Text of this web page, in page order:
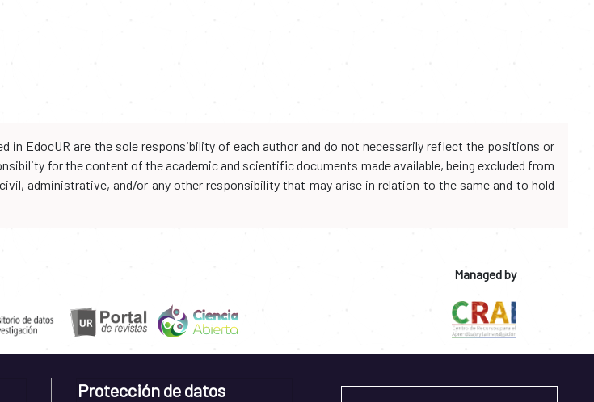
in EdocUR are the sole responsibility of each author and do not necessarily reflect the positions or
for the content of the academic and scientific documents made available, being excluded from
administrative, and/or any other responsibility that may arise in relation to the same and to hold
Managed by
Protección de datos